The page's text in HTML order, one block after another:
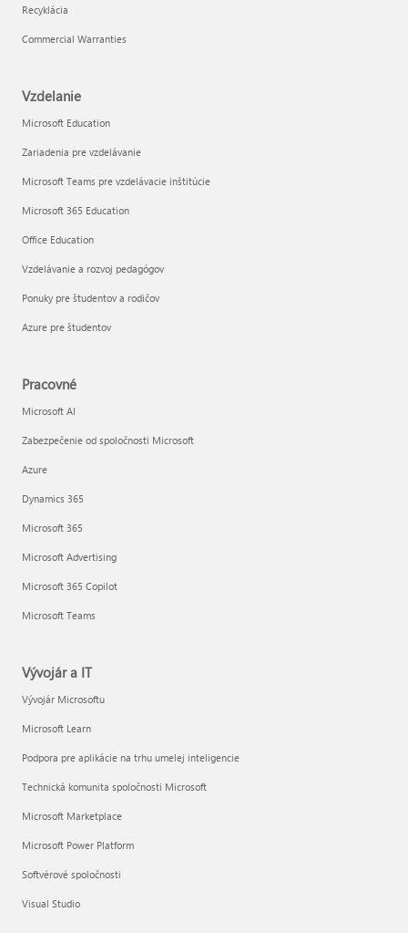
Recyklácia
Commercial Warranties
Vzdelanie
Microsoft Education
Zariadenia pre vzdelávanie
Microsoft Teams pre vzdelávacie inštitúcie
Microsoft 365 Education
Office Education
Vzdelávanie a rozvoj pedagógov
Ponuky pre študentov a rodičov
Azure pre študentov
Pracovné
Microsoft AI
Zabezpečenie od spoločnosti Microsoft
Azure
Dynamics 365
Microsoft 365
Microsoft Advertising
Microsoft 365 Copilot
Microsoft Teams
Vývojár a IT
Vývojár Microsoftu
Microsoft Learn
Podpora pre aplikácie na trhu umelej inteligencie
Technická komunita spoločnosti Microsoft
Microsoft Marketplace
Microsoft Power Platform
Softvérové spoločnosti
Visual Studio